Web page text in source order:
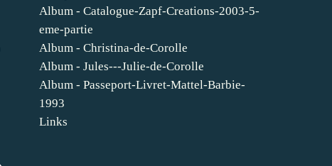
Album - Catalogue-Zapf-Creations-2003-5-
eme-partie
Album - Christina-de-Corolle
Album - Jules---Julie-de-Corolle
Album - Passeport-Livret-Mattel-Barbie-
1993
Links